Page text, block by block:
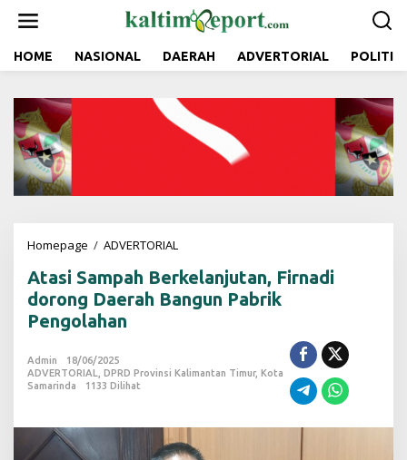
t
HOME NASIONAL DAERAH ADVERTORIAL POLITIK
Homepage / ADVERTORIAL
a
s
i
p
B
e
Atasi Sampah Berkelanjutan, Firnadi
dorong Daerah Bangun Pabrik
Pengolahan
Admin
18/06/2025
ADVERTORIAL
DPRD Provinsi Kalimantan Timur, Kota
Samarinda
1133 Dilihat